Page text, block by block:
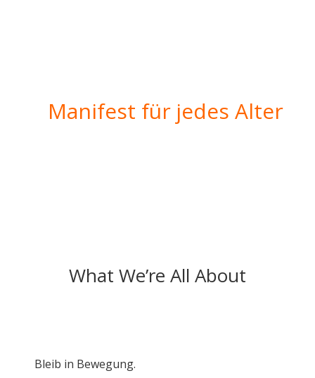
Manifest für jedes Alter
What We’re All About
Bleib in Bewegung.